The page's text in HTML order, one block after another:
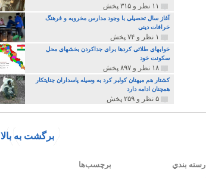
۱۱ نظر و ۳۱۵ پخش
آغاز سال تحصیلی با وجود مدارس مخروبه و فرهنگ
خرافات دینی
۱ نظر و ۷۴ پخش
خوابهای طلائی کردها برای جداکردن بخشهای محل
سکونت خود
۱۸ نظر و ۸۹۷ پخش
کشتار هم میهنان کولبر کرد به وسیله پاسداران جنایتکار
همچنان ادامه دارد
۵ نظر و ۲۵۹ پخش
برگشت به بالا
رسته بندي برچسب‌ها